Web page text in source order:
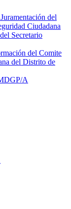
del
Ciudadana
Secretario
del Comite
del Distrito de
A